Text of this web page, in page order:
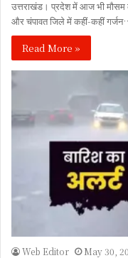
उत्तराखंड। प्रदेश में आज भी मौसम
और चंपावत जिले में कहीं-कहीं
Read More »
Web Editor May 30,